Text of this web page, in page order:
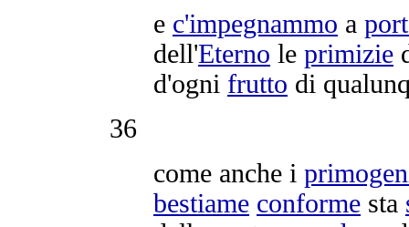
e c'impegnammo a
dell'Eterno le primizie
d'ogni frutto di
36
come anche i
bestiame conforme sta